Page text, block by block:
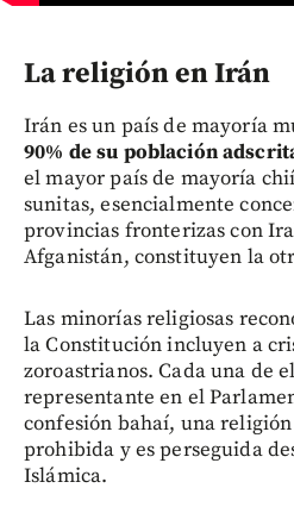
La religión en Irán
Irán es un país de mayoría
90% de su población
el mayor país de mayoría
sunitas, esencialmente
provincias fronterizas con
Afganistán, constituyen la
Las minorías religiosas
la Constitución incluyen a
zoroastrianos. Cada una de
representante en el
confesión bahaí, una
prohibida y es perseguida
Islámica.